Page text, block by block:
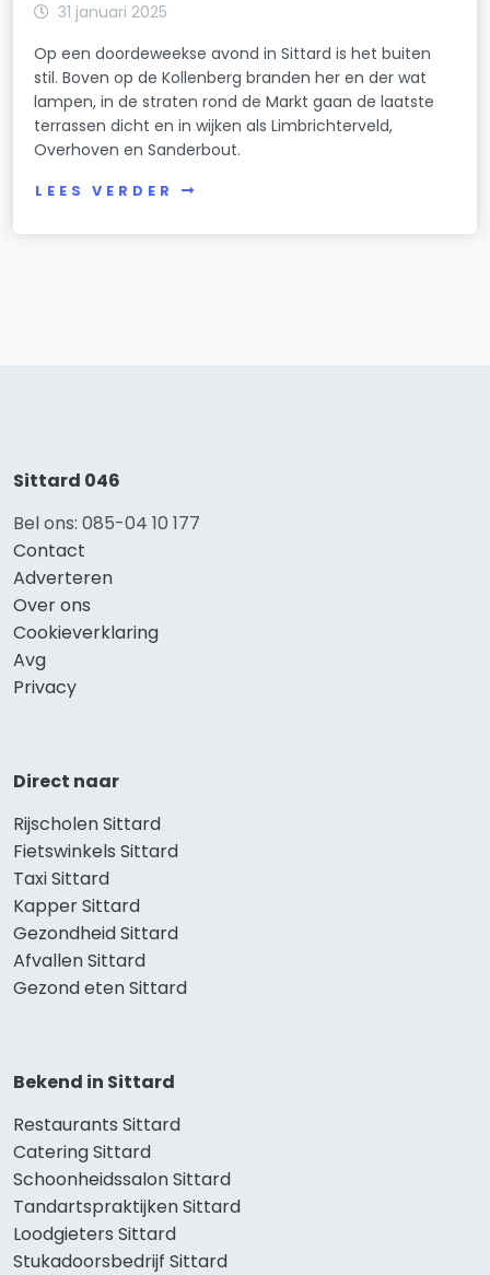
31 januari 2025
Op een doordeweekse avond in Sittard is het buiten
stil. Boven op de Kollenberg branden her en der wat
lampen, in de straten rond de Markt gaan de laatste
terrassen dicht en in wijken als Limbrichterveld,
Overhoven en Sanderbout.
LEES VERDER
Sittard 046
Bel ons: 085-04 10 177
Contact
Adverteren
Over ons
Cookieverklaring
Avg
Privacy
Direct naar
Rijscholen Sittard
Fietswinkels Sittard
Taxi Sittard
Kapper Sittard
Gezondheid Sittard
Afvallen Sittard
Gezond eten Sittard
Bekend in Sittard
Restaurants Sittard
Catering Sittard
Schoonheidssalon Sittard
Tandartspraktijken Sittard
Loodgieters Sittard
Stukadoorsbedrijf Sittard